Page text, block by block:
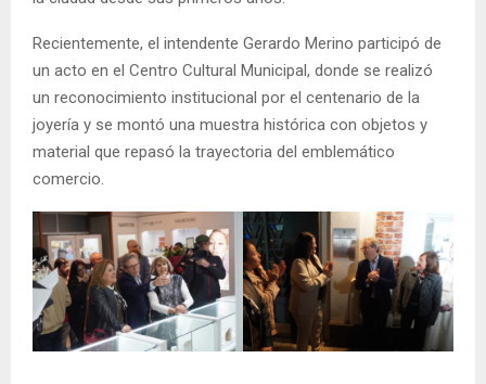
Recientemente, el intendente Gerardo Merino participó de
un acto en el Centro Cultural Municipal, donde se realizó
un reconocimiento institucional por el centenario de la
joyería y se montó una muestra histórica con objetos y
material que repasó la trayectoria del emblemático
comercio.